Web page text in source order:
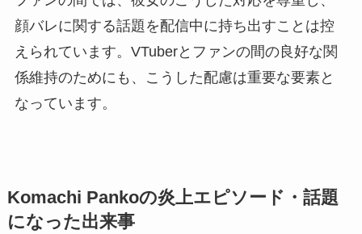
顔バレに関する話題を配信中に持ち出すことは控
えられています。VTuberとファンの間の良好な関
係維持のためにも、こうした配慮は重要な要素と
なっています。
Komachi Pankoの炎上エピソード・話題
になった出来事